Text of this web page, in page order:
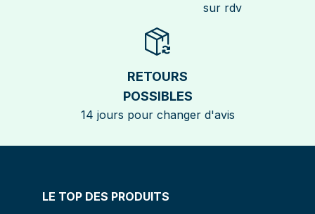
sur rdv
RETOURS
POSSIBLES
14 jours pour changer d'avis
LE TOP DES PRODUITS